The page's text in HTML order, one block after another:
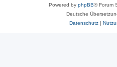
Powered by phpBB® Forum
Deutsche
Datenschutz|